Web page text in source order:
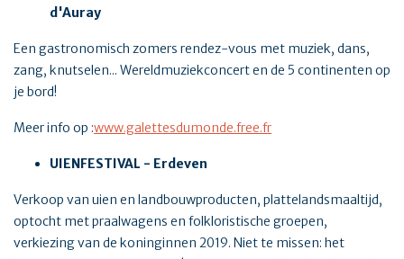
d'Auray
Een gastronomisch zomers rendez-vous met muziek, dans,
zang, knutselen... Wereldmuziekconcert en de 5 continenten op
je bord!
Meer info op :www.galettesdumonde.free.fr
UIENFESTIVAL - Erdeven
Verkoop van uien en landbouwproducten, plattelandsmaaltijd,
optocht met praalwagens en folkloristische groepen,
verkiezing van de koninginnen 2019. Niet te missen: het